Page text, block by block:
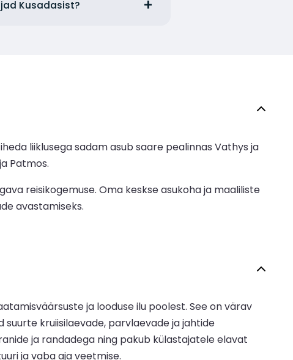
Kusadasist?
liiklusega sadam asub saare pealinnas Vathys ja
Patmos.
reisikogemuse. Oma keskse asukoha ja maaliliste
avastamiseks.
ja looduse ilu poolest. See on värav
suurte kruiisilaevade, parvlaevade ja jahtide
ja randadega ning pakub külastajatele elavat
ja vaba aja veetmise.